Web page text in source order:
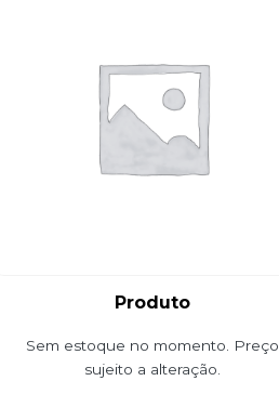
Produto
Sem estoque no momento. Preço
sujeito a alteração.